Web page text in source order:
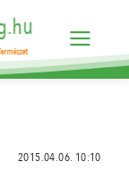
2015.04.06. 10:10